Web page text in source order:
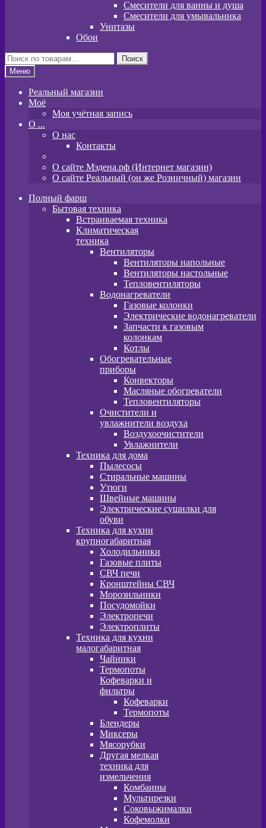
Смесители для ванны и душа
Смесители для умывальника
Унитазы
Обои
Искать:
Поиск
Меню
Реальный магазин
Моё
Моя учётная запись
O ...
О нас
Контакты
О сайте Мэдена.рф (Интернет магазин)
О сайте Реальный (он же Розничный) магазин
Полный фарш
Бытовая техника
Встраиваемая техника
Климатическая
техника
Вентиляторы
Вентиляторы напольные
Вентиляторы настольные
Тепловентиляторы
Водонагреватели
Газовые колонки
Электрические водонагреватели
Запчасти к газовым
колонкам
Котлы
Обогревательные
приборы
Конвекторы
Масляные обогреватели
Тепловентиляторы
Очистители и
увлажнители воздуха
Воздухоочистители
Увлажнители
Техника для дома
Пылесосы
Стиральные машины
Утюги
Швейные машины
Электрические сушилки для
обуви
Техника для кухни
крупногабаритная
Холодильники
Газовые плиты
СВЧ печи
Кронштейны СВЧ
Морозильники
Посудомойки
Электропечи
Электроплиты
Техника для кухни
малогабаритная
Чайники
Термопоты
Кофеварки и
фильтры
Кофеварки
Термопоты
Блендеры
Миксеры
Мясорубки
Другая мелкая
техника для
измельчения
Комбаины
Мультирезки
Соковыжималки
Кофемолки